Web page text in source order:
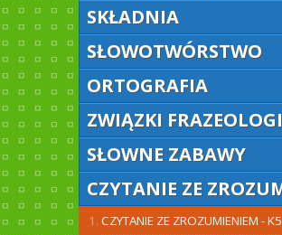
SKŁADNIA
SŁOWOTWÓRSTWO
ORTOGRAFIA
ZWIĄZKI
SŁOWNE ZABAWY
CZYTANIE ZE
CZYTANIE ZE ZROZUMIENIEM -